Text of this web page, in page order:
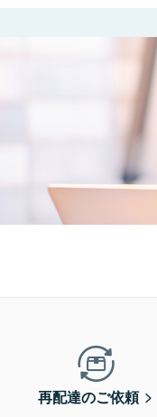
再配達のご依頼